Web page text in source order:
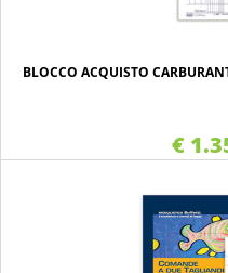
BLOCCO ACQUISTO
€